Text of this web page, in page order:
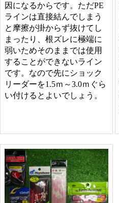
因になるからです。ただPE
ラインは直接結んでしまう
と摩擦が掛からず抜けてし
まったり、根ズレに極端に
弱いためそのままでは使用
することができないライン
です。なので先にショック
リーダーを1.5ｍ～3.0ｍぐら
い付けるとよいでしょう。